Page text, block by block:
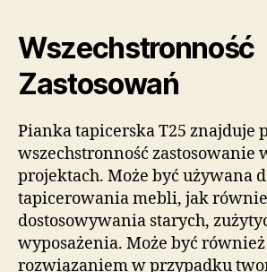
Wszechstronność
Zastosowań
Pianka tapicerska T25 znajduje
wszechstronność zastosowanie
projektach. Może być używana
tapicerowania mebli, jak
dostosowywania starych,
wyposażenia. Może być
rozwiązaniem w przypadku